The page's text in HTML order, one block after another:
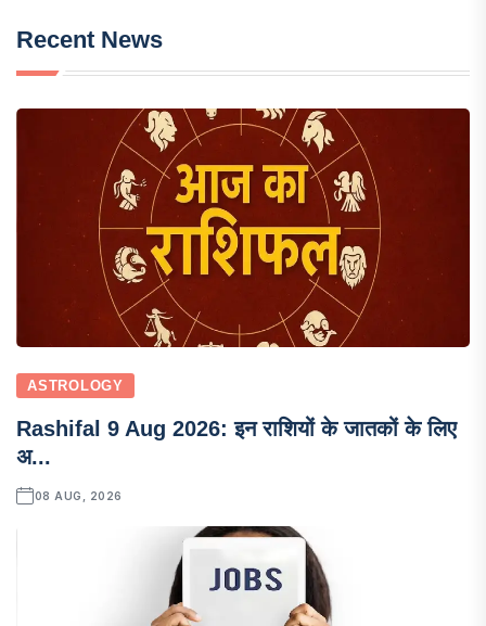
Recent News
ASTROLOGY
Rashifal 9 Aug 2026: इन राशियों के जातकों के लिए
अ...
08 AUG, 2026